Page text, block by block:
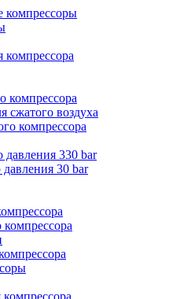
компрессоры
компрессора
сжатого воздуха
компрессора
330 bar
30 bar